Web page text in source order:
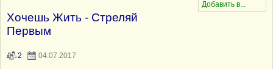
Хочешь Жить - Стреляй
Первым
2 04.07.2017